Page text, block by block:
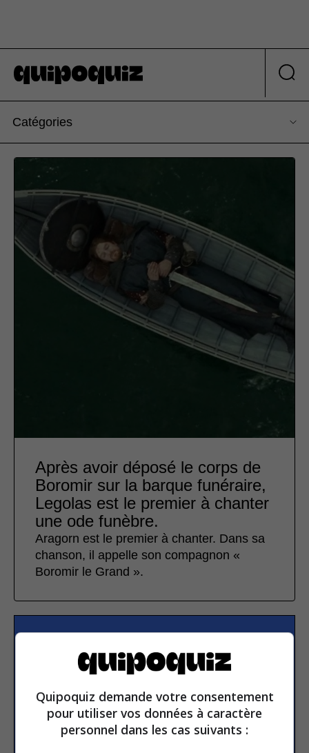
Catégories
Après avoir déposé le corps de
Boromir sur la barque funéraire,
Legolas est le premier à chanter
une ode funèbre.
Aragorn est le premier à chanter. Dans sa
chanson, il appelle son compagnon «
Boromir le Grand ».
E-mail
Quipoquiz demande votre consentement
pour utiliser vos données à caractère
personnel dans les cas suivants :